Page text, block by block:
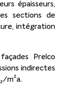
épaisseurs,
sections de
intégration
Prelco
indirectes
m²a.